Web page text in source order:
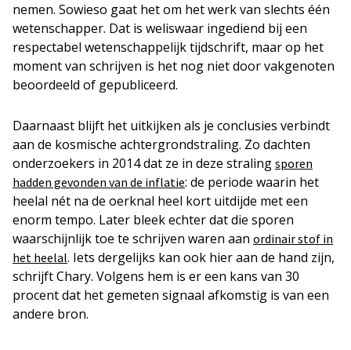
nemen. Sowieso gaat het om het werk van slechts één
wetenschapper. Dat is weliswaar ingediend bij een
respectabel wetenschappelijk tijdschrift, maar op het
moment van schrijven is het nog niet door vakgenoten
beoordeeld of gepubliceerd.
Daarnaast blijft het uitkijken als je conclusies verbindt
aan de kosmische achtergrondstraling. Zo dachten
onderzoekers in 2014 dat ze in deze straling sporen
hadden gevonden van de inflatie: de periode waarin het
heelal nét na de oerknal heel kort uitdijde met een
enorm tempo. Later bleek echter dat die sporen
waarschijnlijk toe te schrijven waren aan ordinair stof in
het heelal. Iets dergelijks kan ook hier aan de hand zijn,
schrijft Chary. Volgens hem is er een kans van 30
procent dat het gemeten signaal afkomstig is van een
andere bron.